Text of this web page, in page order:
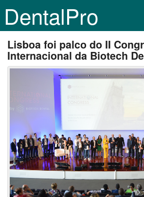
DentalPro
Lisboa foi palco do II
Internacional da Biotech